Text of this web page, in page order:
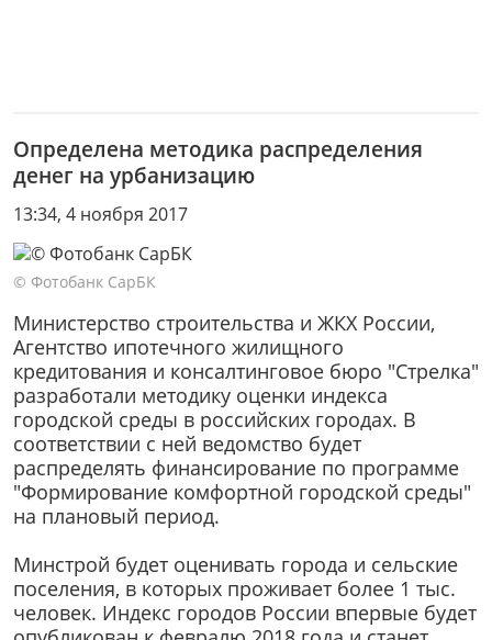
Определена методика распределения
денег на урбанизацию
13:34, 4 ноября 2017
© Фотобанк СарБК
Министерство строительства и ЖКХ России,
Агентство ипотечного жилищного
кредитования и консалтинговое бюро "Стрелка"
разработали методику оценки индекса
городской среды в российских городах. В
соответствии с ней ведомство будет
распределять финансирование по программе
"Формирование комфортной городской среды"
на плановый период.
Минстрой будет оценивать города и сельские
поселения, в которых проживает более 1 тыс.
человек. Индекс городов России впервые будет